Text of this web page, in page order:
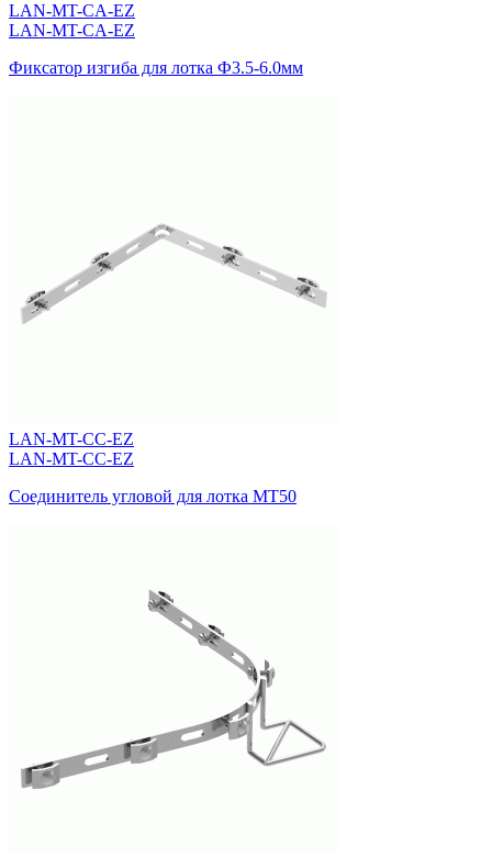
LAN-MT-CA-EZ
LAN-MT-CA-EZ
Фиксатор изгиба для лотка Ф3.5-6.0мм
LAN-MT-CC-EZ
LAN-MT-CC-EZ
Соединитель угловой для лотка MT50